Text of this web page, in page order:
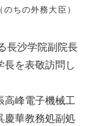
ちの外務大臣）
長沙学院副院長
長を表敬訪問し
高峰電子機械工
慶華教務処副処